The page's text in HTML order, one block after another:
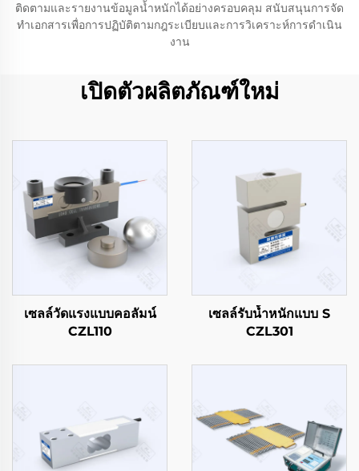
ติดตามและรายงานข้อมูลน้ำหนักได้อย่างครอบคลุม สนับสนุนการจัด
ทำเอกสารเพื่อการปฏิบัติตามกฎระเบียบและการวิเคราะห์การดำเนิน
งาน
เปิดตัวผลิตภัณฑ์ใหม่
เซลล์วัดแรงแบบคอลัมน์
CZL110
เซลล์รับน้ำหนักแบบ S
CZL301